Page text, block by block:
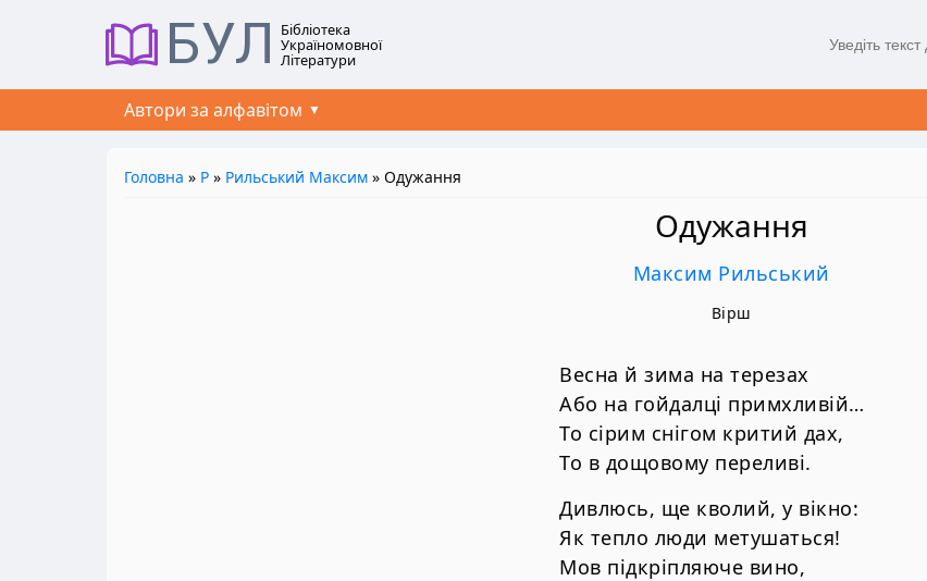
БУЛ Бібліотека
Україномовної
Літератури
Автори за алфавітом
Головна » Р » Рильський Максим » Одужання
Одужання
Максим Рильський
Вірш
Весна й зима на терезах
Або на гойдалці примхливій…
То сірим снігом критий дах,
То в дощовому переливі.
Дивлюсь, ще кволий, у вікно:
Як тепло люди метушаться!
Мов підкріпляюче вино,